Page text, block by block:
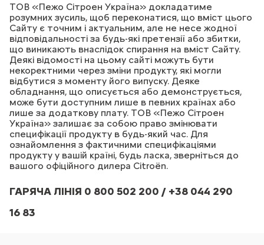
ГАРЯЧА ЛІНІЯ 0 800 502 200 / +38 044 290
16 83
ТОВ «Пежо Сітроен Україна» докладатиме
розумних зусиль, щоб переконатися, що вміст цього
Сайту є точним і актуальним, але не несе жодної
відповідальності за будь-які претензії або збитки,
що виникають внаслідок спирання на вміст Сайту.
Деякі відомості на цьому сайті можуть бути
некоректними через зміни продукту, які могли
відбутися з моменту його випуску. Деяке
обладнання, що описується або демонструється,
може бути доступним лише в певних країнах або
лише за додаткову плату. ТОВ «Пежо Сітроен
Україна» залишає за собою право змінювати
специфікації продукту в будь-який час. Для
ознайомлення з фактичними специфікаціями
продукту у вашій країні, будь ласка, зверніться до
вашого офіційного дилера Citroёn.